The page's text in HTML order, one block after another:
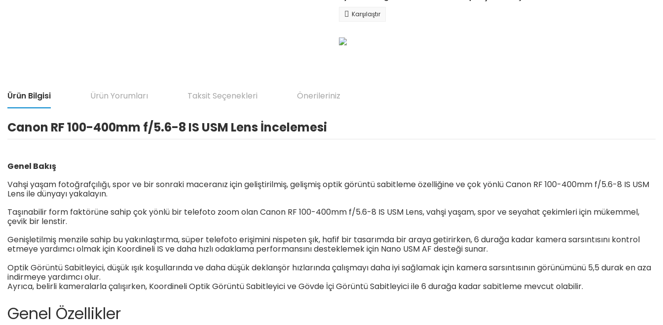
Karşılaştır
Ürün Bilgisi Ürün Yorumları Taksit Seçenekleri Önerileriniz
Canon RF 100-400mm f/5.6-8 IS USM Lens İncelemesi
Genel Bakış
Vahşi yaşam fotoğrafçılığı, spor ve bir sonraki maceranız için geliştirilmiş, gelişmiş optik görüntü sabitleme özelliğine ve çok yönlü Canon RF 100-400mm f/5.6-8 IS USM
Lens ile dünyayı yakalayın.
Taşınabilir form faktörüne sahip çok yönlü bir telefoto zoom olan Canon RF 100-400mm f/5.6-8 IS USM Lens, vahşi yaşam, spor ve seyahat çekimleri için mükemmel,
çevik bir lenstir.
Genişletilmiş menzile sahip bu yakınlaştırma, süper telefoto erişimini nispeten şık, hafif bir tasarımda bir araya getirirken, 6 durağa kadar kamera sarsıntısını kontrol
etmeye yardımcı olmak için Koordineli IS ve daha hızlı odaklama performansını desteklemek için Nano USM AF desteği sunar.
Optik Görüntü Sabitleyici, düşük ışık koşullarında ve daha düşük deklanşör hızlarında çalışmayı daha iyi sağlamak için kamera sarsıntısının görünümünü 5,5 durak en aza
indirmeye yardımcı olur.
Ayrıca, belirli kameralarla çalışırken, Koordineli Optik Görüntü Sabitleyici ve Gövde İçi Görüntü Sabitleyici ile 6 durağa kadar sabitleme mevcut olabilir.
Genel Özellikler